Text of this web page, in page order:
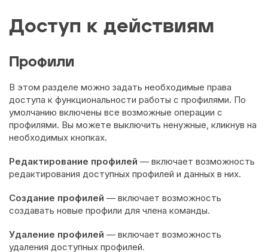
Доступ к действиям
Профили
В этом разделе можно задать необходимые права
доступа к функциональности работы с профилями. По
умолчанию включены все возможные операции с
профилями. Вы можете выключить ненужные, кликнув на
необходимых кнопках.
Редактирование профилей — включает возможность
редактирования доступных профилей и данных в них.
Создание профилей — включает возможность
создавать новые профили для члена команды.
Удаление профилей — включает возможность
удаления доступных профилей.